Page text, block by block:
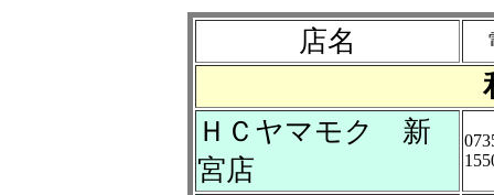
店名
ＨＣヤマモク 新
宮店